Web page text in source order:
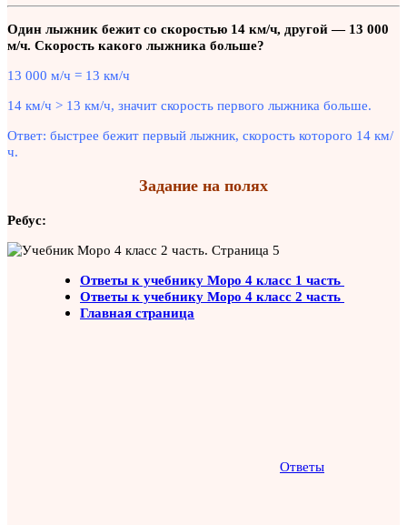
Один лыжник бежит со скоростью 14 км/ч, другой — 13 000
м/ч. Скорость какого лыжника больше?
13 000 м/ч = 13 км/ч
14 км/ч > 13 км/ч, значит скорость первого лыжника больше.
Ответ: быстрее бежит первый лыжник, скорость которого 14 км/
ч.
Задание на полях
Ребус:
Ответы к учебнику Моро 4 класс 1 часть
Ответы к учебнику Моро 4 класс 2 часть
Главная страница
Ответы